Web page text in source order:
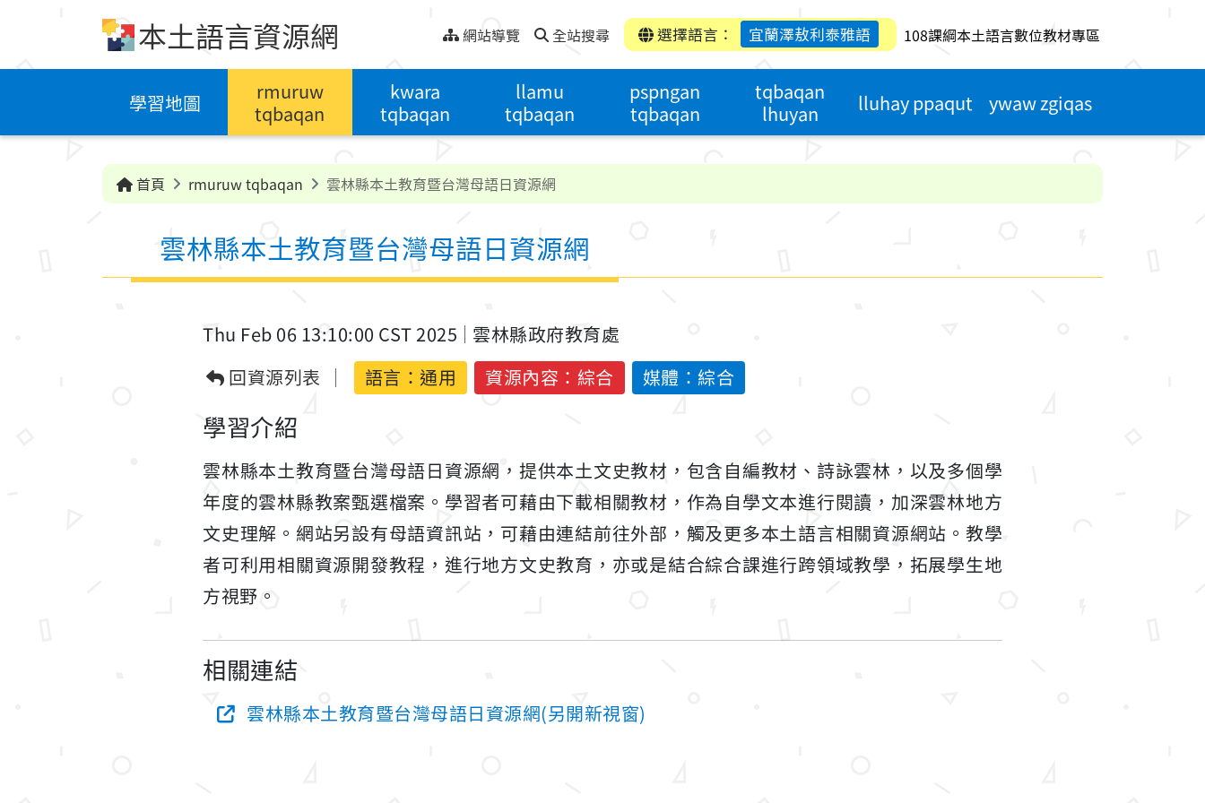
本土語言資源網 網站導覽 全站搜尋 選擇語言： 宜蘭澤敖利泰雅語 108課綱本土語言數位教材專區
學習地圖
rmuruw
tqbaqan
kwara
tqbaqan
llamu
tqbaqan
pspngan
tqbaqan
tqbaqan
lhuyan
lluhay ppaqut ywaw zgiqas
首頁 rmuruw tqbaqan 雲林縣本土教育暨台灣母語日資源網
雲林縣本土教育暨台灣母語日資源網
Thu Feb 06 13:10:00 CST 2025
雲林縣政府教育處
回資源列表
語言： 通用 資源內容：綜合 媒體：綜合
學習介紹
雲林縣本土教育暨台灣母語日資源網，提供本土文史教材，包含自編教材、詩詠雲林，以及多個學
年度的雲林縣教案甄選檔案。學習者可藉由下載相關教材，作為自學文本進行閱讀，加深雲林地方
文史理解。網站另設有母語資訊站，可藉由連結前往外部，觸及更多本土語言相關資源網站。教學
者可利用相關資源開發教程，進行地方文史教育，亦或是結合綜合課進行跨領域教學，拓展學生地
方視野。
相關連結
雲林縣本土教育暨台灣母語日資源網(另開新視窗)